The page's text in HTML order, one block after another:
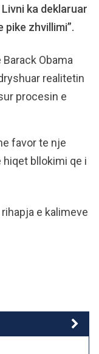
ka deklaruar
pike zhvillimi”.
Obama
realitetin
procesin e
favor te nje
bllokimi qe i
e kalimeve